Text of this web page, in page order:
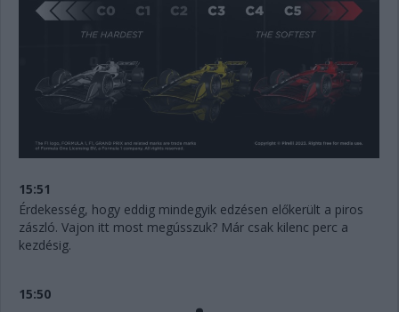
15:51
Érdekesség, hogy eddig mindegyik edzésen előkerült a piros
zászló. Vajon itt most megússzuk? Már csak kilenc perc a
kezdésig.
15:50